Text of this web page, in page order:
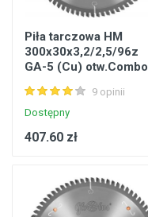
Piła tarczowa HM
300x30x3,2/2,5/96z
GA-5 (Cu) otw.Combo
tworzyw do 3mm
9 opinii
Dostępny
407.60 zł